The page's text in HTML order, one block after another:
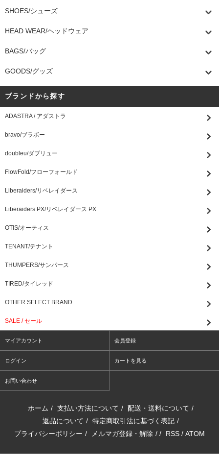
SHOES/シューズ
HEAD WEAR/ヘッドウェア
BAGS/バッグ
GOODS/グッズ
ブランドから探す
ADASTRA / アダストラ
bravo/ブラボー
doubleu/ダブリュー
FlowFold/フローフォールド
Liberaiders/リベレイダース
Liberaiders PX/リベレイダース PX
OTIS/オーティス
TENANT/テナント
THUMPERS/サンパース
TIRED/タイレッド
OTHER SELECT BRAND
SALE / セール
マイアカウント 会員登録
ログイン カートを見る
お問い合わせ
ホーム / 支払い方法について / 配送・送料について /
返品について / 特定商取引法に基づく表記 /
プライバシーポリシー / メルマガ登録・解除 / / RSS / ATOM